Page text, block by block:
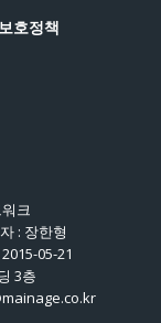
호정책
크
: 장한형
05-21
3층